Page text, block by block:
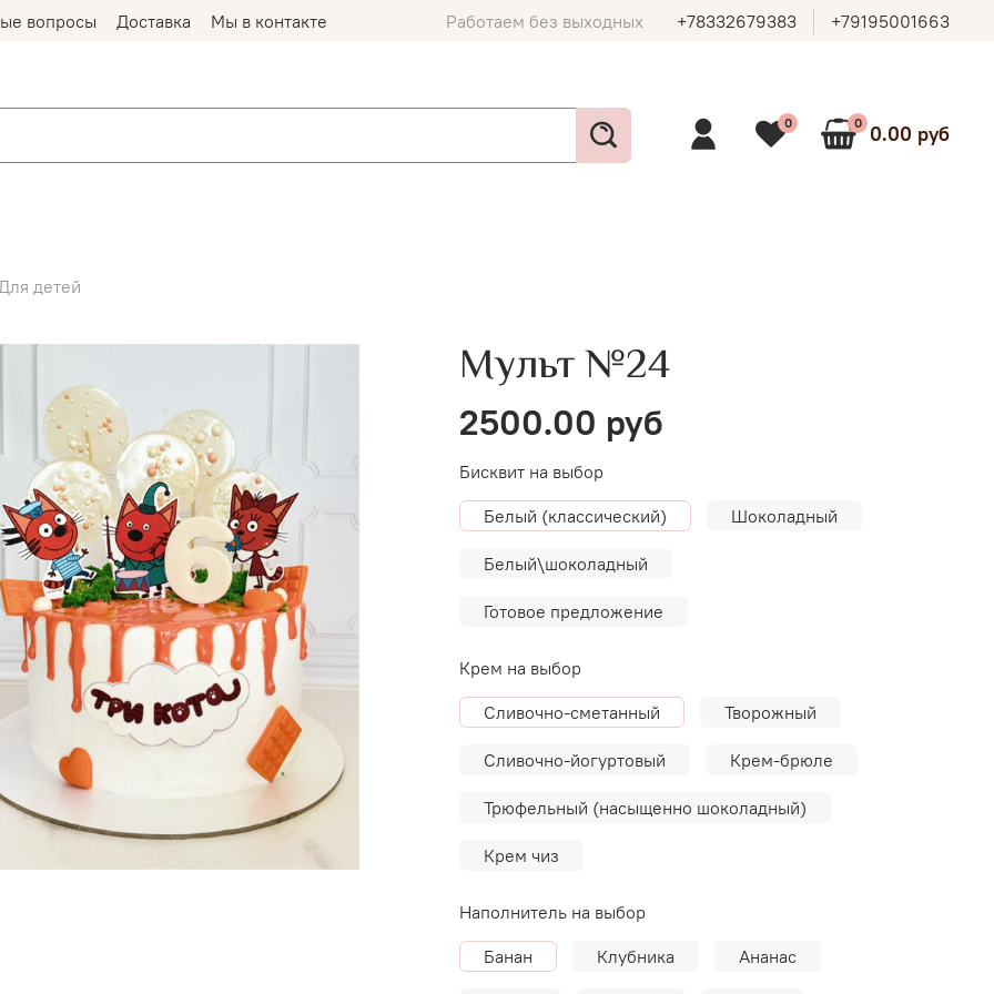
вопросы Доставка Мы в контакте Работаем без выходных +78332679383 +79195001663
0 0 0.00 руб
детей
Мульт №24
2500.00 руб
Бисквит на выбор
Белый (классический)
Шоколадный
Белый\шоколадный
Готовое предложение
Крем на выбор
Сливочно-сметанный
Творожный
Сливочно-йогуртовый Крем-брюле
Трюфельный (насыщенно шоколадный)
Крем чиз
Наполнитель на выбор
Банан
Клубника Ананас